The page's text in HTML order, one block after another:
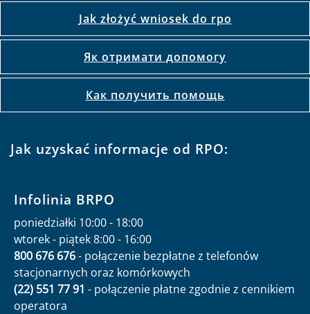
Jak złożyć wniosek do rpo
Як отримати допомогу
Как получить помощь
Jak uzyskać informacje od RPO:
Infolinia BRPO
poniedziałki 10:00 - 18:00
wtorek - piątek 8:00 - 16:00
800 676 676- połączenie bezpłatne z telefonów
stacjonarnych oraz komórkowych
(22) 551 77 91 - połączenie płatne zgodnie z cennikiem
operatora